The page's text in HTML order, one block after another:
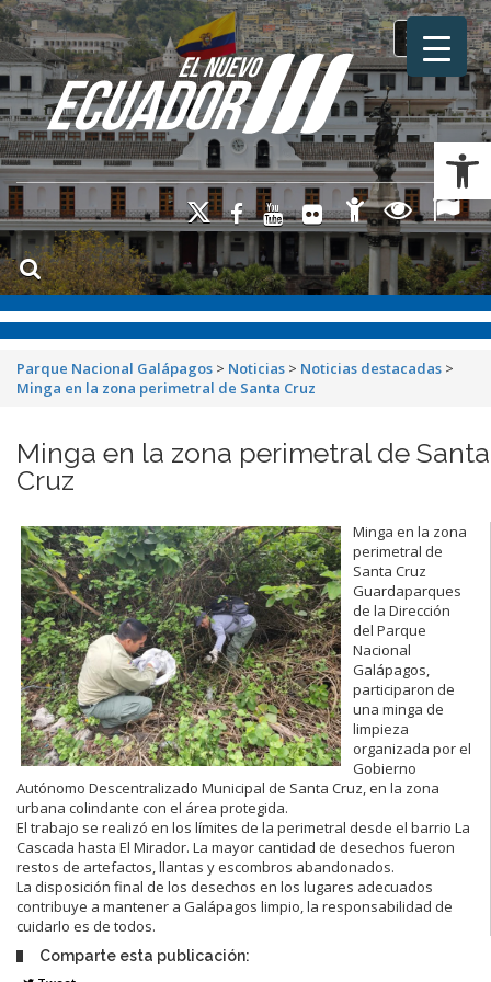
Toggle
Parque Nacional Galápagos > Noticias > Noticias destacadas >
Minga en la zona perimetral de Santa Cruz
Minga en la zona perimetral de Santa
Cruz
Minga en la zona
perimetral de
Santa Cruz
Guardaparques
de la Dirección
del Parque
Nacional
Galápagos,
participaron de
una minga de
limpieza
organizada por el
Gobierno
Autónomo Descentralizado Municipal de Santa Cruz, en la zona
urbana colindante con el área protegida.
El trabajo se realizó en los límites de la perimetral desde el barrio La
Cascada hasta El Mirador. La mayor cantidad de desechos fueron
restos de artefactos, llantas y escombros abandonados.
La disposición final de los desechos en los lugares adecuados
contribuye a mantener a Galápagos limpio, la responsabilidad de
cuidarlo es de todos.
Comparte esta publicación: